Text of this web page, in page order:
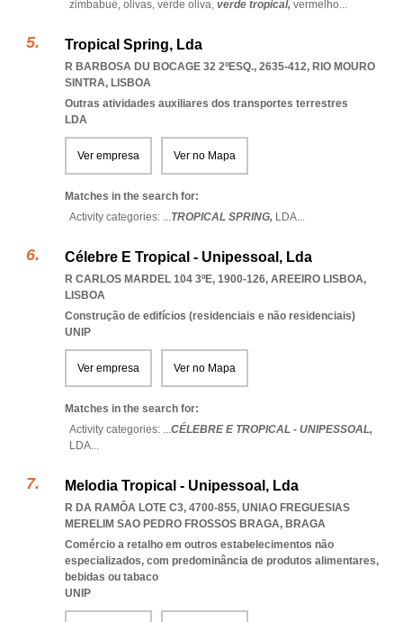
zimbabué, olivas, verde oliva, verde tropical, vermelho...
Tropical Spring, Lda
R BARBOSA DU BOCAGE 32 2ºESQ., 2635-412, RIO MOURO
SINTRA, LISBOA
Outras atividades auxiliares dos transportes terrestres
LDA
Ver empresa Ver no Mapa
Matches in the search for:
Activity categories: ...TROPICAL SPRING, LDA...
Célebre E Tropical - Unipessoal, Lda
R CARLOS MARDEL 104 3ºE, 1900-126, AREEIRO LISBOA,
LISBOA
Construção de edifícios (residenciais e não residenciais)
UNIP
Ver empresa Ver no Mapa
Matches in the search for:
Activity categories: ...CÉLEBRE E TROPICAL - UNIPESSOAL,
LDA...
Melodia Tropical - Unipessoal, Lda
R DA RAMÔA LOTE C3, 4700-855, UNIAO FREGUESIAS
MERELIM SAO PEDRO FROSSOS BRAGA, BRAGA
Comércio a retalho em outros estabelecimentos não
especializados, com predominância de produtos alimentares,
bebidas ou tabaco
UNIP